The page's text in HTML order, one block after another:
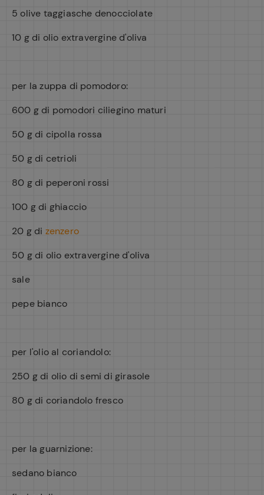
5 olive taggiasche denocciolate
10 g di olio extravergine d'oliva
per la zuppa di pomodoro:
600 g di pomodori ciliegino maturi
50 g di cipolla rossa
50 g di cetrioli
80 g di peperoni rossi
100 g di ghiaccio
20 g di zenzero
50 g di olio extravergine d'oliva
sale
pepe bianco
per l'olio al coriandolo:
250 g di olio di semi di girasole
80 g di coriandolo fresco
per la guarnizione:
sedano bianco